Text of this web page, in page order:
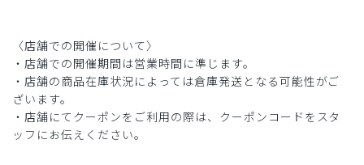
〈店舗での開催について〉
・店舗での開催期間は営業時間に準じます。
・店舗の商品在庫状況によっては倉庫発送となる可能性がご
ざいます。
・店舗にてクーポンをご利用の際は、クーポンコードをスタ
ッフにお伝えください。